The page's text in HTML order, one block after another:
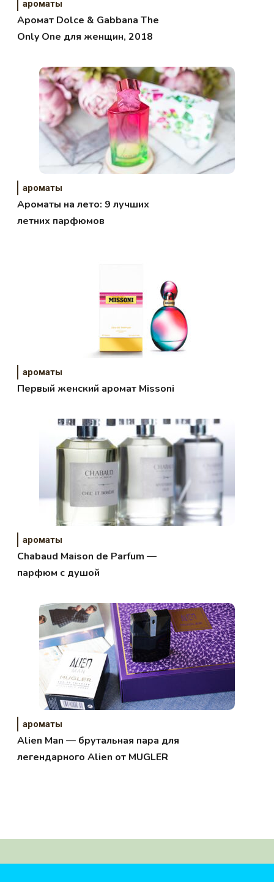
ароматы
Аромат Dolce & Gabbana The
Only One для женщин, 2018
ароматы
Ароматы на лето: 9 лучших
летних парфюмов
ароматы
Первый женский аромат Missoni
ароматы
Chabaud Maison de Parfum —
парфюм с душой
ароматы
Alien Man — брутальная пара для
легендарного Alien от MUGLER